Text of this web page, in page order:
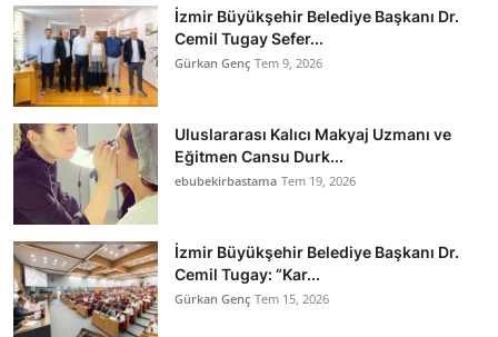
İzmir Büyükşehir Belediye Başkanı Dr.
Cemil Tugay Sefer...
Gürkan Genç Tem 9, 2026
Uluslararası Kalıcı Makyaj Uzmanı ve
Eğitmen Cansu Durk...
ebubekirbastama Tem 19, 2026
İzmir Büyükşehir Belediye Başkanı Dr.
Cemil Tugay: “Kar...
Gürkan Genç Tem 15, 2026